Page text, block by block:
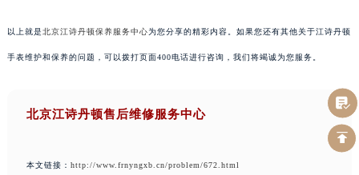
以上就是北京江诗丹顿保养服务中心为您分享的精彩内容。如果您还有其他关于江诗丹顿
手表维护和保养的问题，可以拨打页面400电话进行咨询，我们将竭诚为您服务。
北京江诗丹顿售后维修服务中心
本文链接： http://www.frnyngxb.cn/problem/672.html